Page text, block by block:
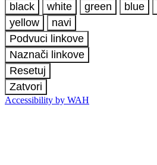
black
white green blue
yellow
navi
Podvuci linkove
Naznači linkove
Resetuj
Zatvori
Accessibility by WAH